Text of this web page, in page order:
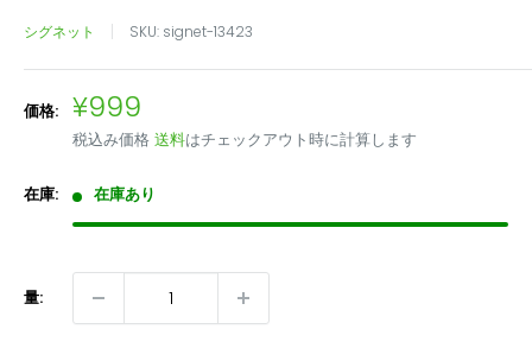
シグネット SKU: signet-13423
価格: 販
売
価
格
¥999
税込み価格 送料はチェックアウト時に計算します
在庫: 在庫あり
量: